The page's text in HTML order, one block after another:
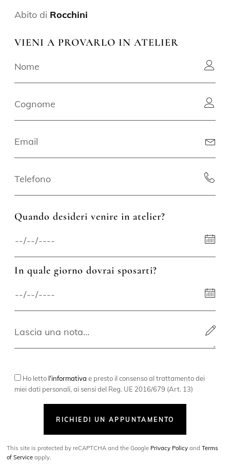
Abito di Rocchini
VIENI A PROVARLO IN ATELIER
Quando desideri venire in atelier?
In quale giorno dovrai sposarti?
Ho letto l'informativa e presto il consenso al trattamento dei
miei dati personali, ai sensi del Reg. UE 2016/679 (Art. 13)
RICHIEDI UN APPUNTAMENTO
This site is protected by reCAPTCHA and the Google Privacy Policy andTerms
of Service apply.